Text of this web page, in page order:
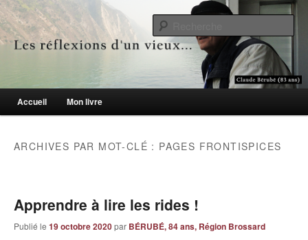
Les réflexions d'un vieux…
Le blogue des aînés de 65 ans et +
Menu principal
Aller au contenu principal
Aller au contenu secondaire
Accueil Mon livre
ARCHIVES PAR MOT-CLÉ : PAGES FRONTISPICES
Apprendre à lire les rides !
Publié le 19 octobre 2020par BÉRUBÉ, 84 ans, Région Brossard